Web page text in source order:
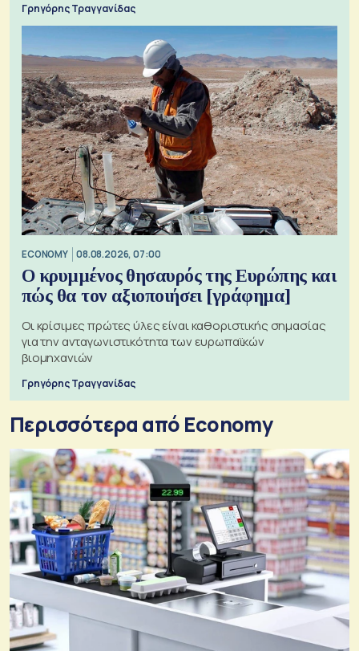
Γρηγόρης Τραγγανίδας
ECONOMY 08.08.2026, 07:00
Ο κρυμμένος θησαυρός της Ευρώπης και
πώς θα τον αξιοποιήσει [γράφημα]
Οι κρίσιμες πρώτες ύλες είναι καθοριστικής σημασίας
για την ανταγωνιστικότητα των ευρωπαϊκών
βιομηχανιών
Γρηγόρης Τραγγανίδας
Περισσότερα από Economy